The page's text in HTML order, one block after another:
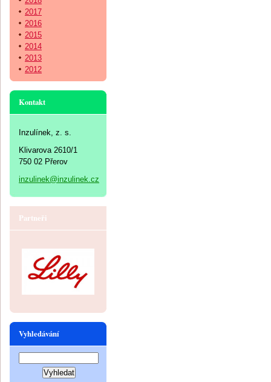
2017
2016
2015
2014
2013
2012
Kontakt
Inzulínek, z. s.
Klivarova 2610/1
750 02 Přerov
inzulinek@inzulinek.cz
Partneři
Vyhledávání